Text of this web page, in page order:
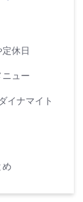
休日
ュー
イナマイト